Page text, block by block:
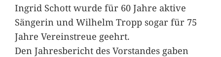
Ingrid Schott wurde für 60 Jahre aktive
Sängerin und Wilhelm Tropp sogar für 75
Jahre Vereinstreue geehrt.
Den Jahresbericht des Vorstandes gaben